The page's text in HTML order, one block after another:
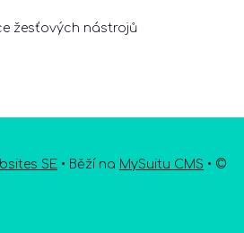
žesťových nástrojů
SE • Běží na MySuitu CMS • ©